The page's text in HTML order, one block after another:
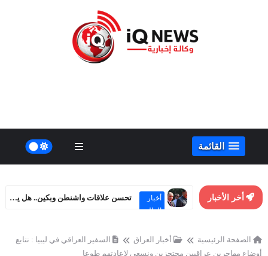
القائمة
أخر الأخبار
أخبار
العالم
تحسن علاقات واشنطن وبكين.. هل يهدد مصالح روسيا الاستراتيجية؟
الصفحة الرئيسية أخبار العراق
السفير العراقي في ليبيا : نتابع
أوضاع مهاجرين عراقيين محتجزين ونسعى لإعادتهم طوعا